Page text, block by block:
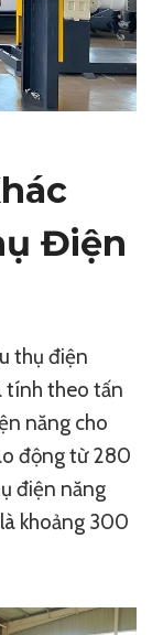
Điện
thụ điện
tính theo tấn
năng cho
động từ 280
điện năng
khoảng 300